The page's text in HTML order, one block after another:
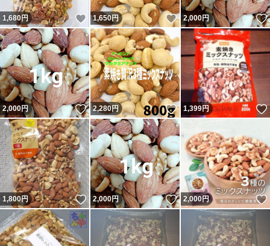
1,680円 いいね！
1,650円 いいね！
2,000円
2,000円 いいね！
2,280円 いいね！
1,399円
1,800円 いいね！
2,000円 いいね！
2,000円